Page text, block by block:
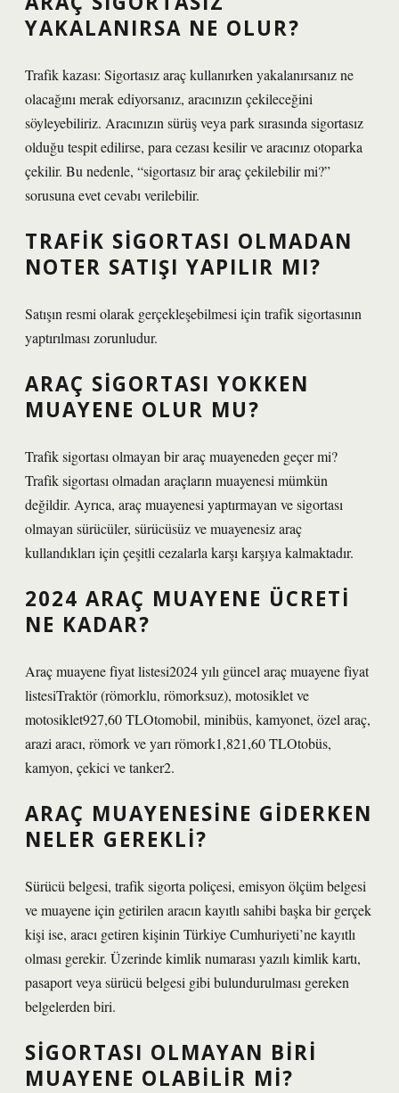
YAKALANIRSA NE OLUR?
Trafik kazası: Sigortasız araç kullanırken yakalanırsanız ne
olacağını merak ediyorsanız, aracınızın çekileceğini
söyleyebiliriz. Aracınızın sürüş veya park sırasında sigortasız
olduğu tespit edilirse, para cezası kesilir ve aracınız otoparka
çekilir. Bu nedenle, “sigortasız bir araç çekilebilir mi?”
sorusuna evet cevabı verilebilir.
TRAFIK SIGORTASI OLMADAN
NOTER SATIŞI YAPILIR MI?
Satışın resmi olarak gerçekleşebilmesi için trafik sigortasının
yaptırılması zorunludur.
ARAÇ SIGORTASI YOKKEN
MUAYENE OLUR MU?
Trafik sigortası olmayan bir araç muayeneden geçer mi?
Trafik sigortası olmadan araçların muayenesi mümkün
değildir. Ayrıca, araç muayenesi yaptırmayan ve sigortası
olmayan sürücüler, sürücüsüz ve muayenesiz araç
kullandıkları için çeşitli cezalarla karşı karşıya kalmaktadır.
2024 ARAÇ MUAYENE ÜCRETI
NE KADAR?
Araç muayene fiyat listesi2024 yılı güncel araç muayene fiyat
listesiTraktör (römorklu, römorksuz), motosiklet ve
motosiklet927,60 TLOtomobil, minibüs, kamyonet, özel araç,
arazi aracı, römork ve yarı römork1,821,60 TLOtobüs,
kamyon, çekici ve tanker2.
ARAÇ MUAYENESINE GIDERKEN
NELER GEREKLI?
Sürücü belgesi, trafik sigorta poliçesi, emisyon ölçüm belgesi
ve muayene için getirilen aracın kayıtlı sahibi başka bir gerçek
kişi ise, aracı getiren kişinin Türkiye Cumhuriyeti’ne kayıtlı
olması gerekir. Üzerinde kimlik numarası yazılı kimlik kartı,
pasaport veya sürücü belgesi gibi bulundurulması gereken
belgelerden biri.
SIGORTASI OLMAYAN BIRI
MUAYENE OLABILIR MI?